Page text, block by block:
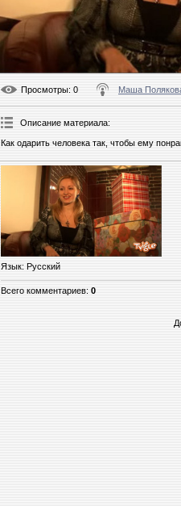
Просмотры: 0 Маша
Описание материала:
Как одарить человека так, чтобы ему
Язык: Русский
Всего комментариев:0